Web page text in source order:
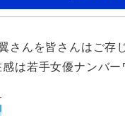
さんを皆さんはご存
は若手女優ナンバー